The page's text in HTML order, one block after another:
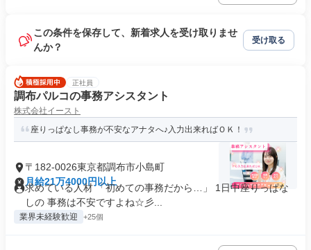
この条件を保存して、新着求人を受け取りませ
んか？
受け取る
正社員
調布パルコの事務アシスタント
株式会社イースト
座りっぱなし事務が不安なアナタへ♪入力出来ればＯＫ！
〒182-0026東京都調布市小島町
月給21万4000円以上
求めている人材 「初めての事務だから…」 1日中座りっぱな
しの 事務は不安ですよね☆彡...
業界未経験歓迎 +25個